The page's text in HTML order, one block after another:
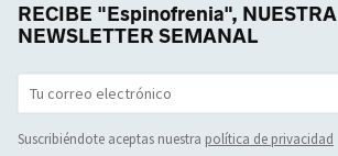
RECIBE "Espinofrenia", NUESTRA
NEWSLETTER SEMANAL
Suscribiéndote aceptas nuestra política de privacidad